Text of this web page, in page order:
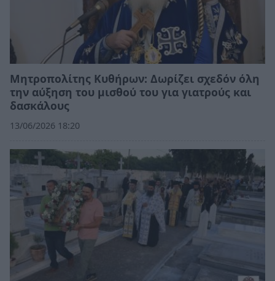
Μητροπολίτης Κυθήρων: Δωρίζει σχεδόν όλη
την αύξηση του μισθού του για γιατρούς και
δασκάλους
13/06/2026 18:20